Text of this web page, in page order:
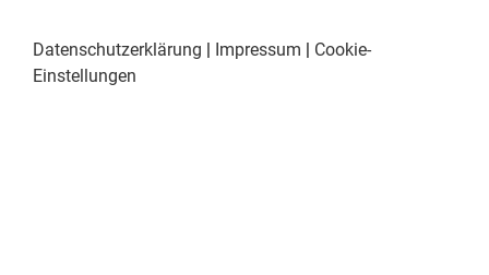
Datenschutzerklärung Impressum
Cookie-
Einstellungen